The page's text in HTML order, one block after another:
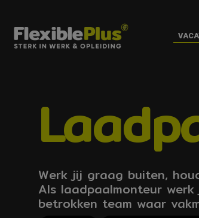
Werk jij graag buiten,
Als laadpaalmonteur
betrokken team waar